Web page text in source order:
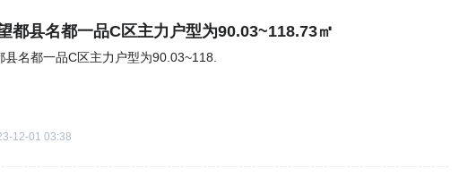
都县名都一品C区主力户型为90.03~118.73㎡
县名都一品C区主力户型为90.03~118.
12-01 03:38